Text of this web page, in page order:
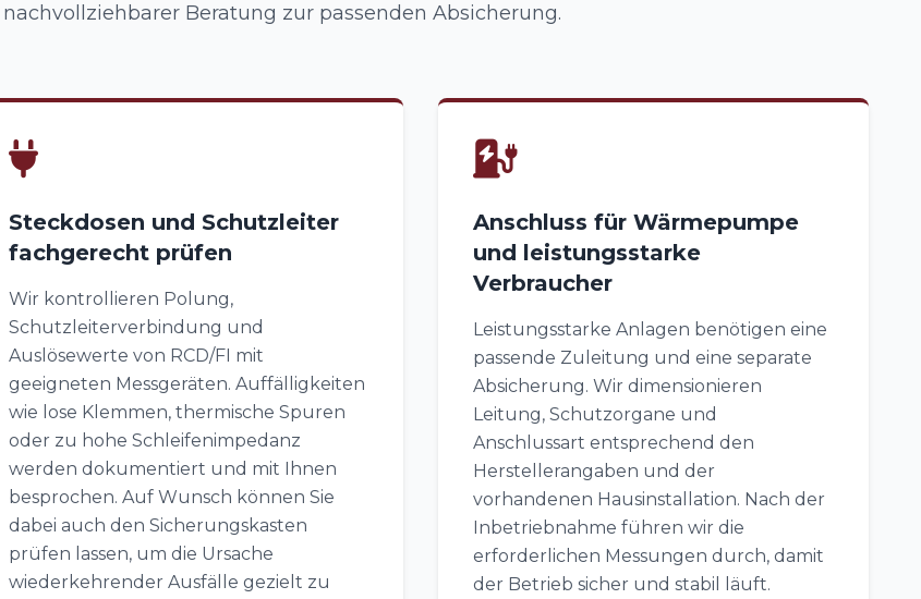
Beratung zur passenden Absicherung.
Steckdosen und Schutzleiter
fachgerecht prüfen
Wir kontrollieren Polung,
Schutzleiterverbindung und
Auslösewerte von RCD/FI mit
geeigneten Messgeräten. Auffälligkeiten
wie lose Klemmen, thermische Spuren
oder zu hohe Schleifenimpedanz
werden dokumentiert und mit Ihnen
besprochen. Auf Wunsch können Sie
dabei auch den Sicherungskasten
prüfen lassen, um die Ursache
wiederkehrender Ausfälle gezielt zu
Anschluss für Wärmepumpe
und leistungsstarke
Verbraucher
Leistungsstarke Anlagen benötigen eine
passende Zuleitung und eine separate
Absicherung. Wir dimensionieren
Leitung, Schutzorgane und
Anschlussart entsprechend den
Herstellerangaben und der
vorhandenen Hausinstallation. Nach der
Inbetriebnahme führen wir die
erforderlichen Messungen durch, damit
der Betrieb sicher und stabil läuft.